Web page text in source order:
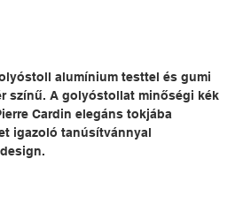
alumínium testtel és gumi
színű. A golyóstollat minőségi kék
Cardin elegáns tokjába
igazoló tanúsítvánnyal